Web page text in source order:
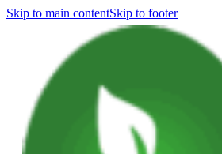
Skip to main contentSkip to footer